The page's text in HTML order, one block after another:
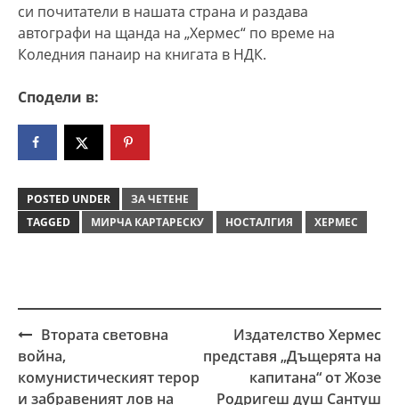
си почитатели в нашата страна и раздава
автографи на щанда на „Хермес“ по време на
Коледния панаир на книгата в НДК.
Сподели в:
POSTED UNDER
ЗА ЧЕТЕНЕ
TAGGED
МИРЧА КАРТАРЕСКУ НОСТАЛГИЯ ХЕРМЕС
Post
navigation
Втората световна
война,
комунистическият терор
и забравеният лов на
Издателство Хермес
представя „Дъщерята на
капитана“ от Жозе
Родригеш душ Сантуш